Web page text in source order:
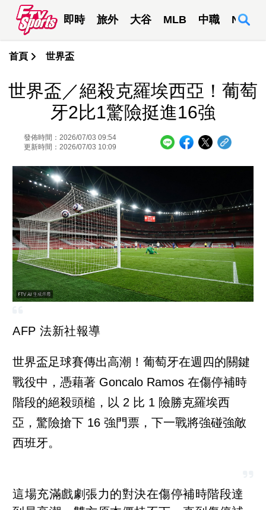
即時 旅外 大谷 MLB 中職 NBA
首頁 世界盃
世界盃／絕殺克羅埃西亞！葡萄
牙2比1驚險挺進16強
發佈時間：2026/07/03 09:54
更新時間：2026/07/03 10:09
AFP 法新社報導
世界盃足球賽傳出高潮！葡萄牙在週四的關鍵
戰役中，憑藉著 Goncalo Ramos 在傷停補時
階段的絕殺頭槌，以 2 比 1 險勝克羅埃西
亞，驚險搶下 16 強門票，下一戰將強碰強敵
西班牙。
這場充滿戲劇張力的對決在傷停補時階段達